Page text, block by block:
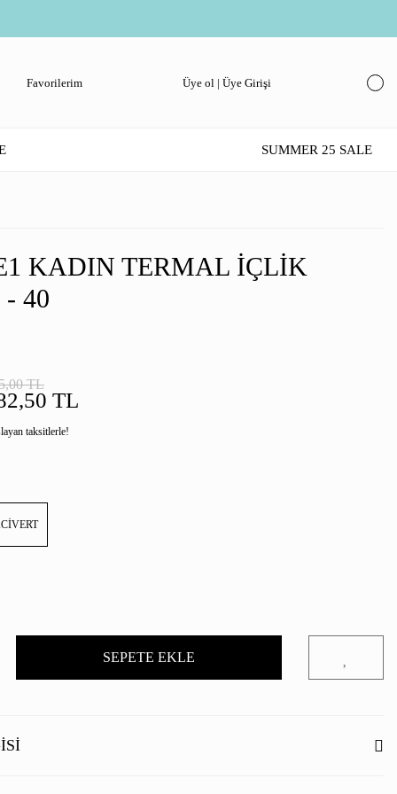
Favorilerim Üye ol | Üye Girişi
SUMMER 25 SALE
KADIN TERMAL İÇLIK
40
TL
TL
taksitlerle!
SEPETE EKLE